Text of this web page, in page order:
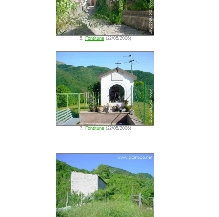
5. Fontitune(22/05/2006)
7. Fontitune(22/05/2006)